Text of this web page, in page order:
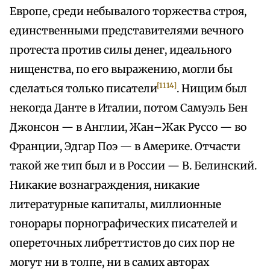
Европе, среди небывалого торжества строя,
единственными представителями вечного
протеста против силы денег, идеального
нищенства, по его выражению, могли бы
сделаться только писатели[1114]. Нищим был
некогда Данте в Италии, потом Самуэль Бен
Джонсон — в Англии, Жан–Жак Руссо — во
Франции, Эдгар Поэ — в Америке. Отчасти
такой же тип был и в России — В. Белинский.
Никакие вознаграждения, никакие
литературные капиталы, миллионные
гонорары порнографических писателей и
опереточных либреттистов до сих пор не
могут ни в толпе, ни в самих авторах